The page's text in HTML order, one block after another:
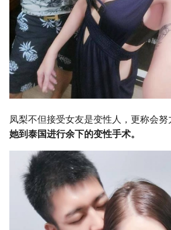
凤梨不但接受女友是变性人，更称会努
她到泰国进行余下的变性手术。